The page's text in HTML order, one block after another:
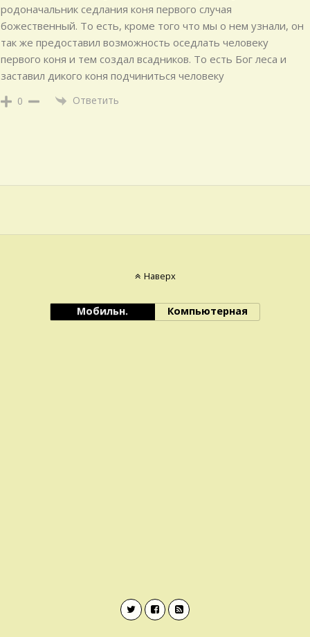
родоначальник седлания коня первого случая
божественный. То есть, кроме того что мы о нем узнали, он
так же предоставил возможность оседлать человеку
первого коня и тем создал всадников. То есть Бог леса и
заставил дикого коня подчиниться человеку
0 Ответить
Наверх
Мобильн. Компьютерная